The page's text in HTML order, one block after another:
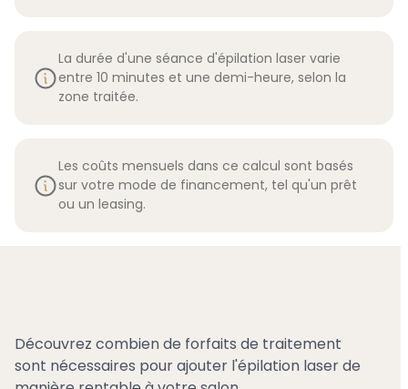
Découvrez combien de forfaits de traitement
sont nécessaires pour ajouter l'épilation laser de
La durée d'une séance d'épilation laser varie
entre 10 minutes et une demi-heure, selon la
zone traitée.
Les coûts mensuels dans ce calcul sont basés
sur votre mode de financement, tel qu'un prêt
ou un leasing.